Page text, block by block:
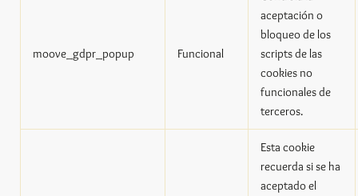
moove_gdpr_popup Funcional
aceptación o
bloqueo de los
scripts de las
cookies no
funcionales de
terceros.
Esta cookie
recuerda si se ha
aceptado el